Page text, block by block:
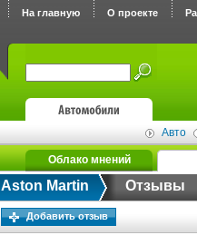
На главную О проекте
Авто
Облако мнений
Aston Martin Отзывы
Добавить отзыв